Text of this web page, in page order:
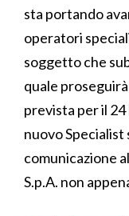
sta portando
operatori
soggetto che
quale
prevista per il
nuovo
comunicazione
S.p.A. non